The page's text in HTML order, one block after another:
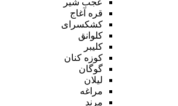
قره آغاج
کشکسرای
کلوانق
کلیبر
کوزه کنان
گوگان
لیلان
مراغه
مرند